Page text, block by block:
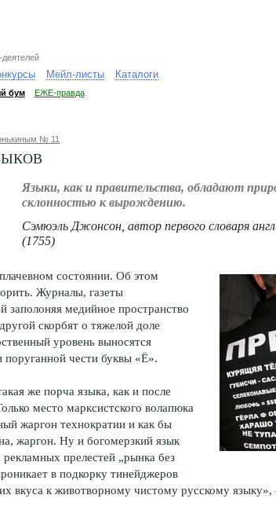
Мейл-листы Каталоги
бум ЕЖЕ-правда
№ 11
Языки, как и правительства, обладают
склонностью к вырождению.
Сэмюэль Джонсон, автор первого словаря
(1755)
состоянии. Об этом
Журналы, газеты
заполоняя медийное пространство
скорбят о тяжелой доле
уровень выносятся
поруганной чести буквы «Ё».
же порча языка, как и после
место марксистского волапюка
жаргон технократии и как бы
жаргон. Ну и богомерзкий язык
прелестей „рынка без
в подкорку тинейджеров
вкуса к животворному чистому русскому